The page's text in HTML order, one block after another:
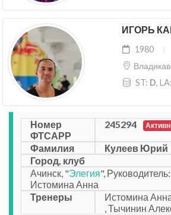
ИГОРЬ
1980
ST: D, LA:
Номер
ФТСАРР
245294
Фамилия
Кулеев Юрий
Город, клуб
Ачинск, "Элегия", Руководитель:
Истомина Анна
Тренеры
Истомина
, Тычинин